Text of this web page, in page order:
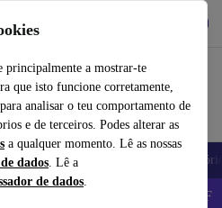
principalmente a mostrar-te
que isto funcione corretamente,
analisar o teu comportamento de
e de terceiros. Podes alterar as
a qualquer momento. Lê as nossas
dados. Lê a
de dados.
fácil
Tablets
e iPads – Código: BACK5OFF